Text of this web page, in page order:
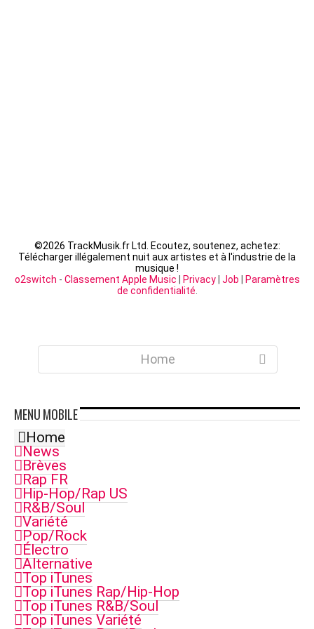
©2026 TrackMusik.fr Ltd. Ecoutez, soutenez, achetez:
Télécharger illégalement nuit aux artistes et à l'industrie de la
musique !
o2switch - Classement Apple Music Privacy| Job
Paramètres
de confidentialité
Home
MENUMOBILE
Home
News
Brèves
Rap FR
Hip-Hop/Rap US
R&B/Soul
Variété
Pop/Rock
Électro
Alternative
Top iTunes
Top iTunes Rap/Hip-Hop
Top iTunes R&B/Soul
Top iTunes Variété